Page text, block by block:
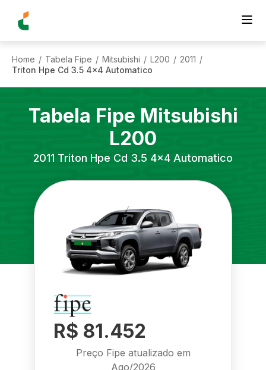
Home / Tabela Fipe / Mitsubishi / L200 / 2011 /
Triton Hpe Cd 3.5 4x4 Automatico
Tabela Fipe Mitsubishi
L200
2011 Triton Hpe Cd 3.5 4x4 Automatico
R$ 81.452
Preço Fipe atualizado em
Ago/2026